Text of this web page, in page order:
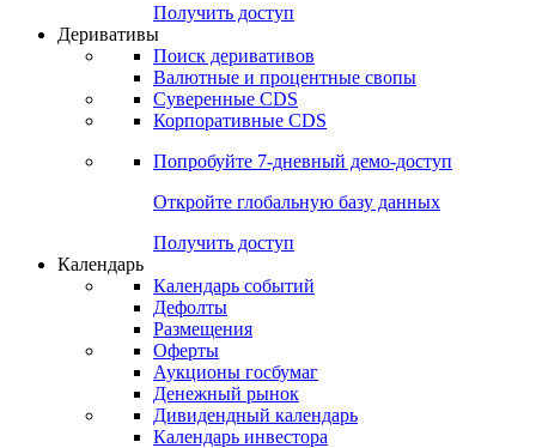
Получить доступ
Деривативы
Поиск деривативов
Валютные и процентные свопы
Суверенные CDS
Корпоративные CDS
Попробуйте 7-дневный демо-доступ
Откройте глобальную базу данных
Получить доступ
Календарь
Календарь событий
Дефолты
Размещения
Оферты
Аукционы госбумаг
Денежный рынок
Дивидендный календарь
Календарь инвестора